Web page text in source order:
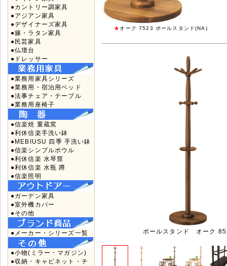
●カントリー調家具
●アジアン家具
●デザイナーズ家具
●籐・ラタン家具
●民芸家具
●仏壇台
●ドレッサー
●業務用家具シリーズ
●業務用・宿泊用ベッド
●法事チェア・テーブル
●業務用座椅子
●信楽焼 重蔵窯
●利休信楽手洗い鉢
●MEBIUSU 四季 手洗い鉢
●信楽シンプルボウル
●利休信楽 水琴窟
●利休信楽 水瓶 蹲
●信楽照明
●ガーデン家具
●室外機カバー
●その他
●メーカー・シリーズ一覧
●小物(ミラー・マガジン)
●収納・キャビネット・チ
★ オーク 7523 ポールスタンド(NA)
ポールスタンド オーク